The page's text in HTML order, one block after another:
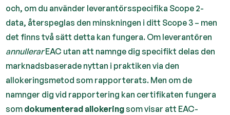
och, om du använder leverantörsspecifika Scope 2-
data, återspeglas den minskningen i ditt Scope 3 – men
det finns två sätt detta kan fungera. Om leverantören
annullerarEAC utan att namnge dig specifikt delas den
marknadsbaserade nyttan i praktiken via den
allokeringsmetod som rapporterats. Men om de
namnger dig vid rapportering kan certifikaten fungera
som dokumenterad allokeringsom visar att EAC-